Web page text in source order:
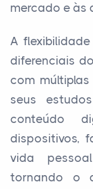
mercado e às
A
diferenciais
com
seus
conteúdo
dispositivos,
vida
tornando o